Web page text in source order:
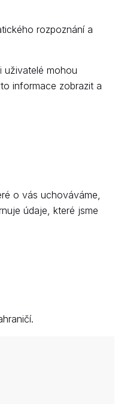
rozpoznání a
uživatelé mohou
informace zobrazit a
o vás uchováváme,
údaje, které jsme